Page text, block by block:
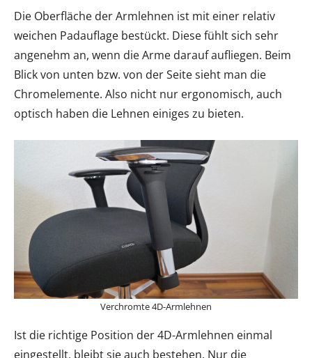
Die Oberfläche der Armlehnen ist mit einer relativ
weichen Padauflage bestückt. Diese fühlt sich sehr
angenehm an, wenn die Arme darauf aufliegen. Beim
Blick von unten bzw. von der Seite sieht man die
Chromelemente. Also nicht nur ergonomisch, auch
optisch haben die Lehnen einiges zu bieten.
Verchromte 4D-Armlehnen
Ist die richtige Position der 4D-Armlehnen einmal
eingestellt, bleibt sie auch bestehen. Nur die